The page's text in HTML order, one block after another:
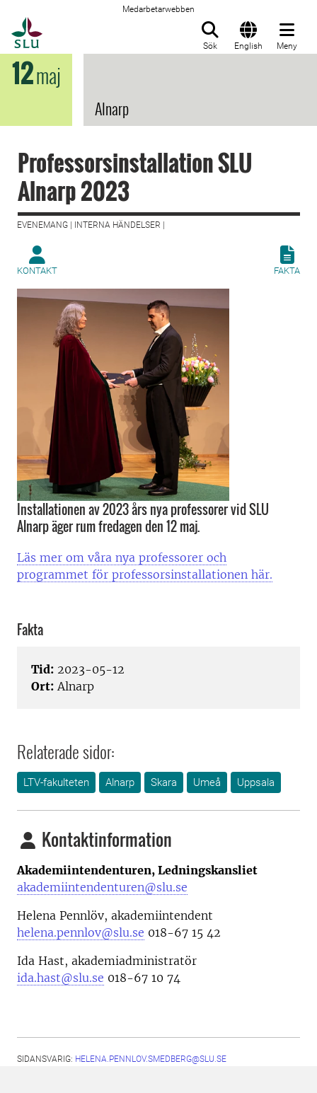
Medarbetarwebben
Sök English Meny
12maj
Alnarp
Professorsinstallation SLU
Alnarp 2023
EVENEMANG | INTERNA HÄNDELSER |
KONTAKT FAKTA
Installationen av 2023 års nya professorer vid SLU
Alnarp äger rum fredagen den 12 maj.
Läs mer om våra nya professorer och
programmet för professorsinstallationen här.
Fakta
Tid: 2023-05-12
Ort: Alnarp
Relaterade sidor:
LTV-fakulteten Alnarp Skara Umeå Uppsala
Kontaktinformation
Akademiintendenturen, Ledningskansliet
akademiintendenturen@slu.se
Helena Pennlöv, akademiintendent
helena.pennlov@slu.se 018-67 15 42
Ida Hast, akademiadministratör
ida.hast@slu.se 018-67 10 74
SIDANSVARIG: HELENA.PENNLOV.SMEDBERG@SLU.SE